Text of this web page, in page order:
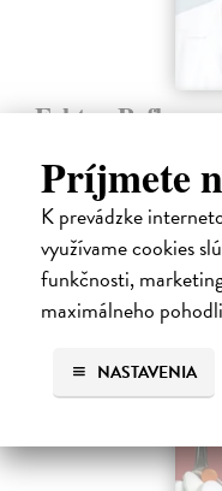
Príjmete
K prevádzke
využívame cookies
funkčnosti,
maximálneho
NASTAVENIA
Faktor Pafko
Profesor Pavel Pafko letos
šedesát let v témže
chirurgické kliniky 1.
Zasielame do 12 dní
15,91 €